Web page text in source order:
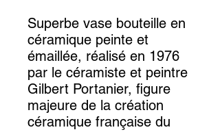
Superbe vase bouteille en
céramique peinte et
émaillée, réalisé en 1976
par le céramiste et peintre
Gilbert Portanier, figure
majeure de la création
céramique française du